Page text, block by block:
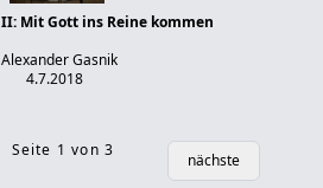
Mit Gott ins Reine kommen
Alexander Gasnik
4.7.2018
Seite 1 von 3
nächste